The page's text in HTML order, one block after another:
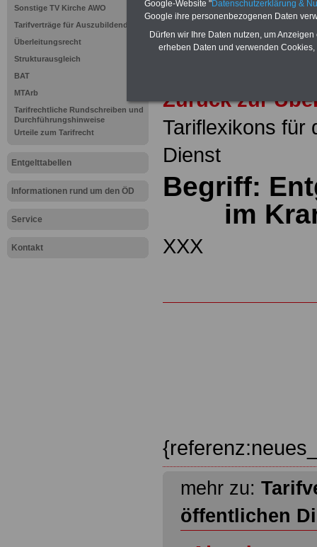
Sonstige TV Kirche AWO
Tarifverträge für Auszubildende
Überleitungsrecht
Strukturausgleich
BAT
MTArb
Tarifrechtliche Rundschreiben und
Durchführungshinweise
Urteile zum Tarifrecht
Entgelttabellen
Informationen rund um den ÖD
Service
Kontakt
auf
Zurück zur
Tariflexikons für
Dienst
Begriff:
im
XXX
mehr zu:
öffentlichen
Google-Website "Datenschutzerklärung &
Google ihre personenbezogenen Daten
Dürfen wir Ihre Daten nutzen, um
erheben Daten und verwenden